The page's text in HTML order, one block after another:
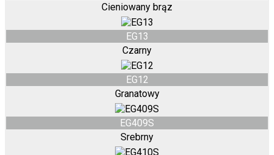
Cieniowany brąz
EG13
Czarny
EG12
Granatowy
EG409S
Srebrny